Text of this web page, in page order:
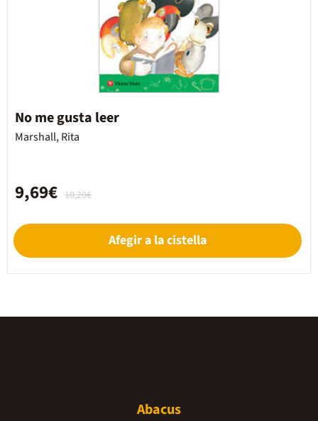
No me gusta leer
Marshall, Rita
10,20€
9,69€
Afegir a la cistella
Abacus